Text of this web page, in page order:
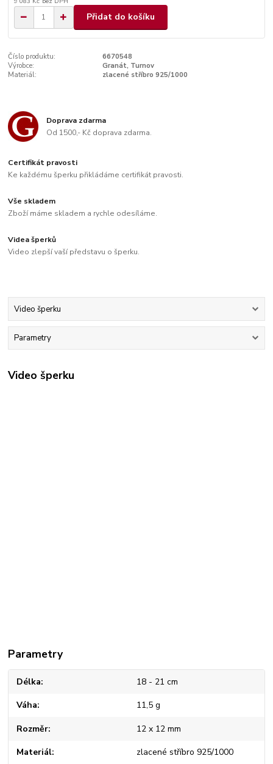
Přidat do košíku
Číslo produktu:
6670548
Výrobce:
Granát, Turnov
Materiál:
zlacené stříbro 925/1000
Doprava zdarma
Od 1500,- Kč doprava zdarma.
Certifikát pravosti
Ke každému šperku přikládáme certifikát pravosti.
Vše skladem
Zboží máme skladem a rychle odesíláme.
Videa šperků
Video zlepší vaší představu o šperku.
Video šperku
Parametry
Video šperku
Parametry
Délka 18 - 21 cm
Váha 11,5 g
Rozměr 12 x 12 mm
Materiál zlacené stříbro 925/1000